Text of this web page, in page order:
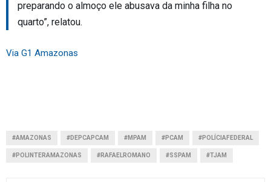
preparando o almoço ele abusava da minha filha no
quarto”, relatou.
Via G1 Amazonas
#AMAZONAS #DEPCAPCAM #MPAM #PCAM #POLÍCIAFEDERAL
#POLINTERAMAZONAS #RAFAELROMANO #SSPAM #TJAM